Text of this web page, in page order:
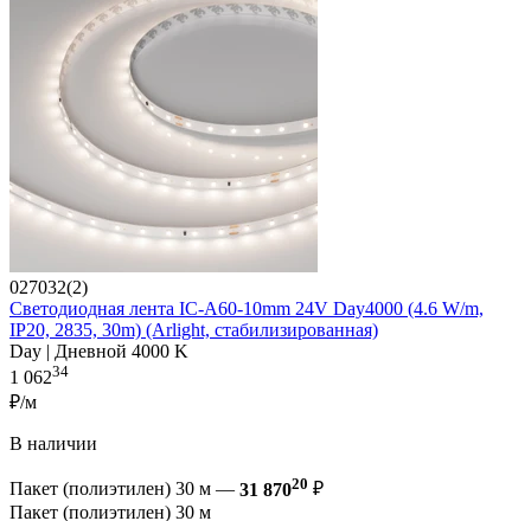
027032(2)
Светодиодная лента IC-A60-10mm 24V Day4000 (4.6 W/m,
IP20, 2835, 30m) (Arlight, стабилизированная)
Day | Дневной 4000 K
1 06234
₽/м
В наличии
Пакет (полиэтилен) 30 м — 31 87020 ₽
Пакет (полиэтилен) 30 м